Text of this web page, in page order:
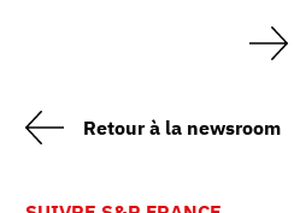
Retour à la newsroom